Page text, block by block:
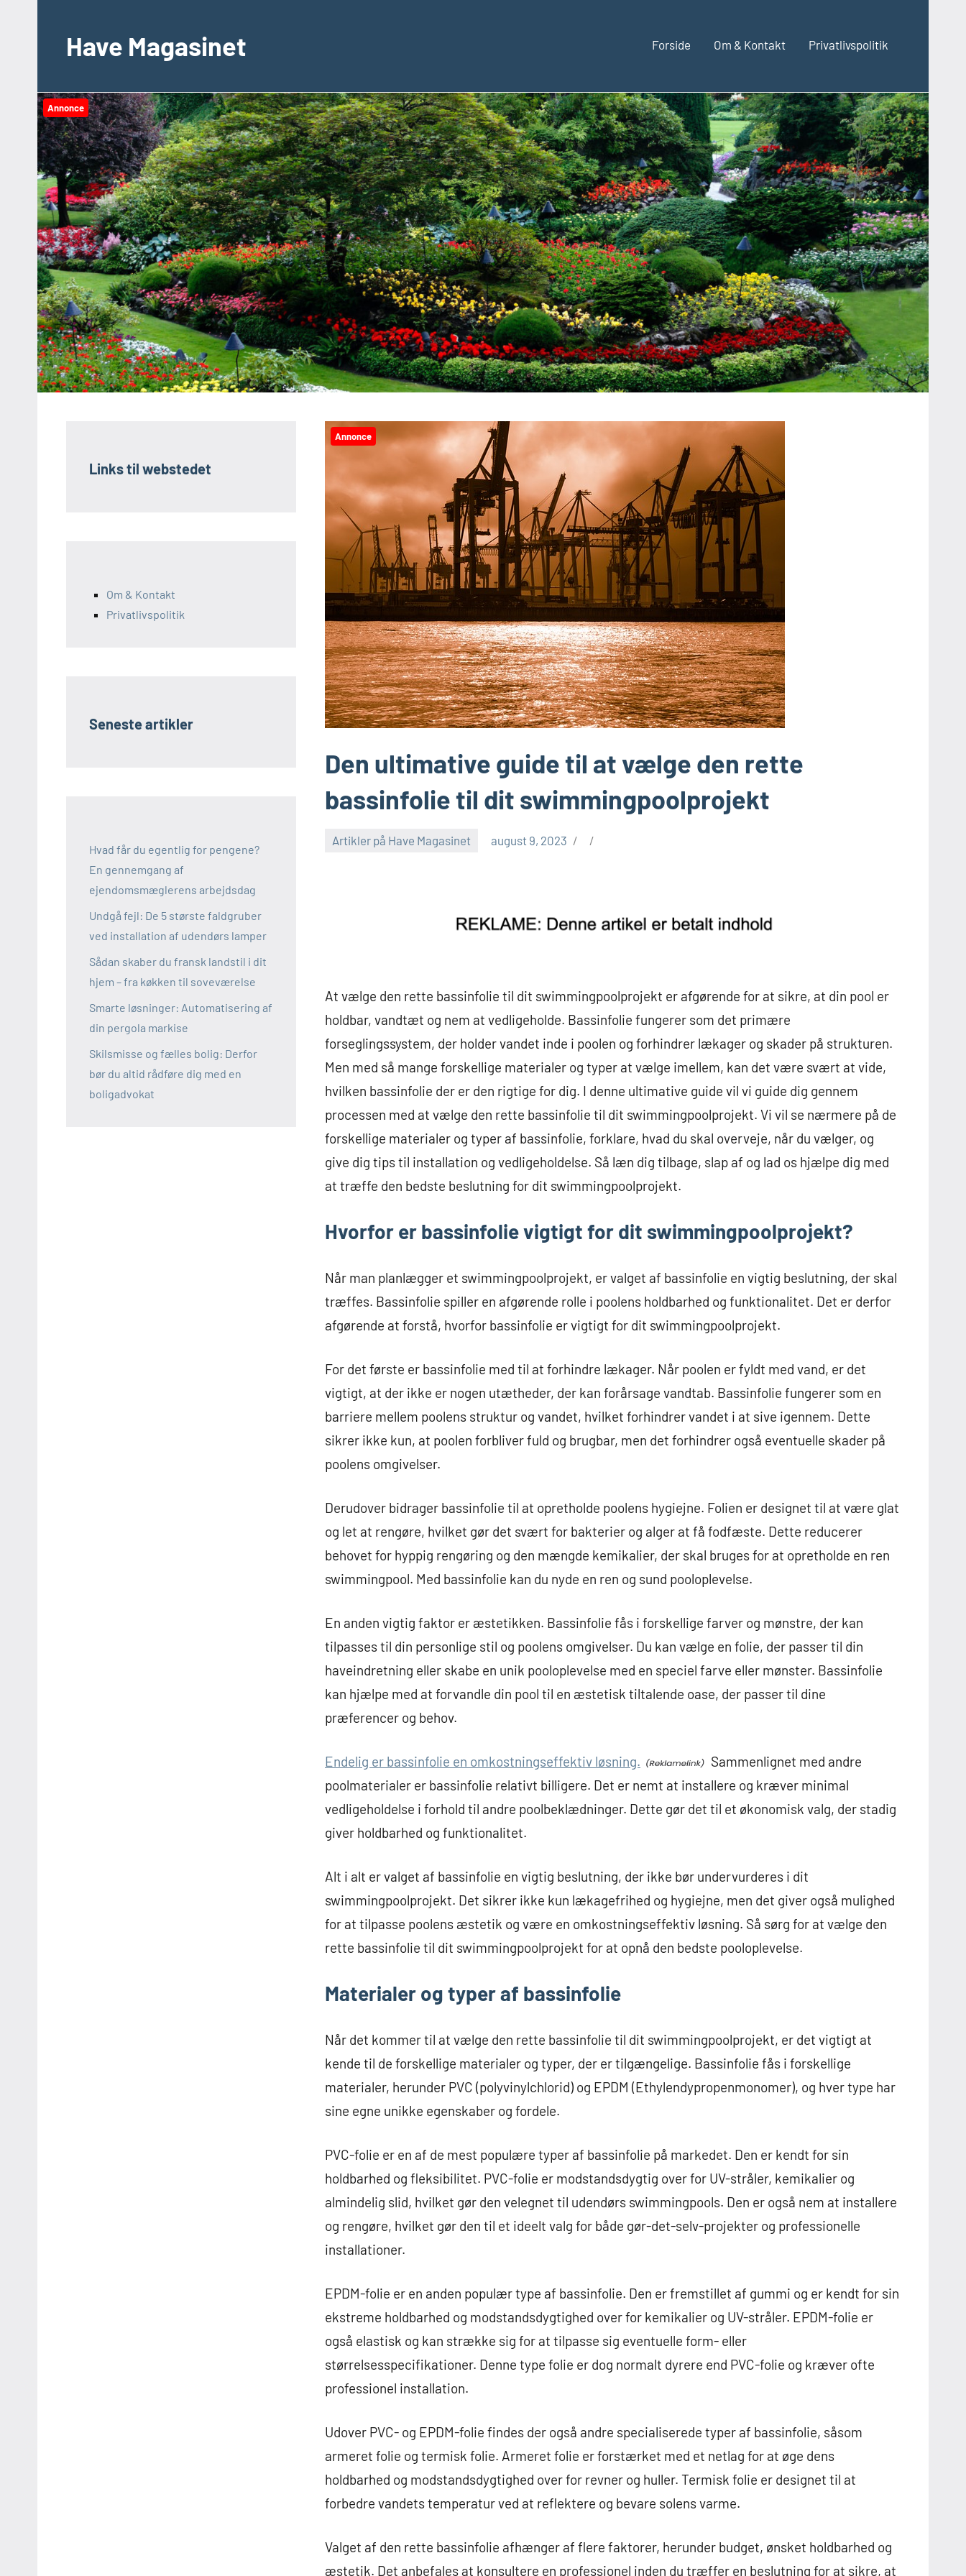
indholdHave Magasinet Forside Om & Kontakt Privatlivspolitik
Annonce
Annonce
Den ultimative guide til at vælge den rette
bassinfolie til dit swimmingpoolprojekt
Artikler på Have Magasinet august 9, 2023
At vælge den rette bassinfolie til dit swimmingpoolprojekt er afgørende for at sikre, at din pool er
holdbar, vandtæt og nem at vedligeholde. Bassinfolie fungerer som det primære
forseglingssystem, der holder vandet inde i poolen og forhindrer lækager og skader på strukturen.
Men med så mange forskellige materialer og typer at vælge imellem, kan det være svært at vide,
hvilken bassinfolie der er den rigtige for dig. I denne ultimative guide vil vi guide dig gennem
processen med at vælge den rette bassinfolie til dit swimmingpoolprojekt. Vi vil se nærmere på de
forskellige materialer og typer af bassinfolie, forklare, hvad du skal overveje, når du vælger, og
give dig tips til installation og vedligeholdelse. Så læn dig tilbage, slap af og lad os hjælpe dig med
at træffe den bedste beslutning for dit swimmingpoolprojekt.
Hvorfor er bassinfolie vigtigt for dit swimmingpoolprojekt?
Når man planlægger et swimmingpoolprojekt, er valget af bassinfolie en vigtig beslutning, der skal
træffes. Bassinfolie spiller en afgørende rolle i poolens holdbarhed og funktionalitet. Det er derfor
afgørende at forstå, hvorfor bassinfolie er vigtigt for dit swimmingpoolprojekt.
For det første er bassinfolie med til at forhindre lækager. Når poolen er fyldt med vand, er det
vigtigt, at der ikke er nogen utætheder, der kan forårsage vandtab. Bassinfolie fungerer som en
barriere mellem poolens struktur og vandet, hvilket forhindrer vandet i at sive igennem. Dette
sikrer ikke kun, at poolen forbliver fuld og brugbar, men det forhindrer også eventuelle skader på
poolens omgivelser.
Derudover bidrager bassinfolie til at opretholde poolens hygiejne. Folien er designet til at være glat
og let at rengøre, hvilket gør det svært for bakterier og alger at få fodfæste. Dette reducerer
behovet for hyppig rengøring og den mængde kemikalier, der skal bruges for at opretholde en ren
swimmingpool. Med bassinfolie kan du nyde en ren og sund pooloplevelse.
En anden vigtig faktor er æstetikken. Bassinfolie fås i forskellige farver og mønstre, der kan
tilpasses til din personlige stil og poolens omgivelser. Du kan vælge en folie, der passer til din
haveindretning eller skabe en unik pooloplevelse med en speciel farve eller mønster. Bassinfolie
kan hjælpe med at forvandle din pool til en æstetisk tiltalende oase, der passer til dine
præferencer og behov.
Endelig er bassinfolie en omkostningseffektiv løsning.
Sammenlignet med andre
poolmaterialer er bassinfolie relativt billigere. Det er nemt at installere og kræver minimal
vedligeholdelse i forhold til andre poolbeklædninger. Dette gør det til et økonomisk valg, der stadig
giver holdbarhed og funktionalitet.
Alt i alt er valget af bassinfolie en vigtig beslutning, der ikke bør undervurderes i dit
swimmingpoolprojekt. Det sikrer ikke kun lækagefrihed og hygiejne, men det giver også mulighed
for at tilpasse poolens æstetik og være en omkostningseffektiv løsning. Så sørg for at vælge den
rette bassinfolie til dit swimmingpoolprojekt for at opnå den bedste pooloplevelse.
Materialer og typer af bassinfolie
Når det kommer til at vælge den rette bassinfolie til dit swimmingpoolprojekt, er det vigtigt at
kende til de forskellige materialer og typer, der er tilgængelige. Bassinfolie fås i forskellige
materialer, herunder PVC (polyvinylchlorid) og EPDM (Ethylendypropenmonomer), og hver type har
sine egne unikke egenskaber og fordele.
PVC-folie er en af de mest populære typer af bassinfolie på markedet. Den er kendt for sin
holdbarhed og fleksibilitet. PVC-folie er modstandsdygtig over for UV-stråler, kemikalier og
almindelig slid, hvilket gør den velegnet til udendørs swimmingpools. Den er også nem at installere
og rengøre, hvilket gør den til et ideelt valg for både gør-det-selv-projekter og professionelle
installationer.
EPDM-folie er en anden populær type af bassinfolie. Den er fremstillet af gummi og er kendt for sin
ekstreme holdbarhed og modstandsdygtighed over for kemikalier og UV-stråler. EPDM-folie er
også elastisk og kan strække sig for at tilpasse sig eventuelle form- eller
størrelsesspecifikationer. Denne type folie er dog normalt dyrere end PVC-folie og kræver ofte
professionel installation.
Udover PVC- og EPDM-folie findes der også andre specialiserede typer af bassinfolie, såsom
armeret folie og termisk folie. Armeret folie er forstærket med et netlag for at øge dens
holdbarhed og modstandsdygtighed over for revner og huller. Termisk folie er designet til at
forbedre vandets temperatur ved at reflektere og bevare solens varme.
Valget af den rette bassinfolie afhænger af flere faktorer, herunder budget, ønsket holdbarhed og
æstetik. Det anbefales at konsultere en professionel inden du træffer en beslutning for at sikre, at
Links til webstedet
Om & Kontakt
Privatlivspolitik
Seneste artikler
Hvad får du egentlig for pengene?
En gennemgang af
ejendomsmæglerens arbejdsdag
Undgå fejl: De 5 største faldgruber
ved installation af udendørs lamper
Sådan skaber du fransk landstil i dit
hjem – fra køkken til soveværelse
Smarte løsninger: Automatisering af
din pergola markise
Skilsmisse og fælles bolig: Derfor
bør du altid rådføre dig med en
boligadvokat